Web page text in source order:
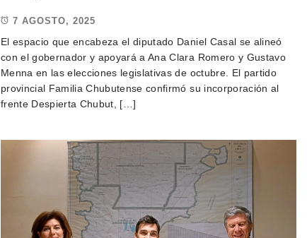
7 AGOSTO, 2025
El espacio que encabeza el diputado Daniel Casal se alineó
con el gobernador y apoyará a Ana Clara Romero y Gustavo
Menna en las elecciones legislativas de octubre. El partido
provincial Familia Chubutense confirmó su incorporación al
frente Despierta Chubut, […]